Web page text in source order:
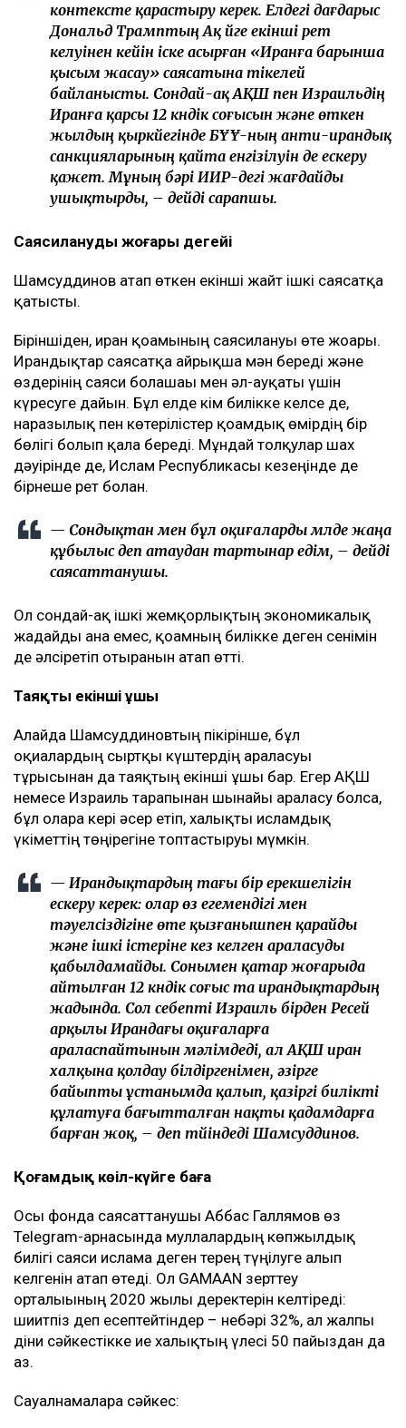
контексте қарастыру керек. Елдегі дағдарыс
Дональд Трамптың Ақ үйге екінші рет
келуінен кейін іске асырған «Иранға барынша
қысым жасау» саясатына тікелей
байланысты. Сондай-ақ АҚШ пен Израильдің
Иранға қарсы 12 күндік соғысын және өткен
жылдың қыркүйегінде БҰҰ-ның анти-ирандық
санкцияларының қайта енгізілуін де ескеру
қажет. Мұның бәрі ИИР-дегі жағдайды
ушықтырды, – дейді сарапшы.
Саясиланудың жоғары деңгейі
Шамсуддинов атап өткен екінші жайт ішкі саясатқа
қатысты.
Біріншіден, иран қоғамының саясилануы өте жоғары.
Ирандықтар саясатқа айрықша мән береді және
өздерінің саяси болашағы мен әл-ауқаты үшін
күресуге дайын. Бұл елде кім билікке келсе де,
наразылық пен көтерілістер қоғамдық өмірдің бір
бөлігі болып қала береді. Мұндай толқулар шах
дәуірінде де, Ислам Республикасы кезеңінде де
бірнеше рет болған.
— Сондықтан мен бұл оқиғаларды мүлде жаңа
құбылыс деп атаудан тартынар едім, – дейді
саясаттанушы.
Ол сондай-ақ ішкі жемқорлықтың экономикалық
жағдайды ғана емес, қоғамның билікке деген сенімін
де әлсіретіп отырғанын атап өтті.
Таяқтың екінші ұшы
Алайда Шамсуддиновтың пікірінше, бұл
оқиғалардың сыртқы күштердің араласуы
тұрғысынан да таяқтың екінші ұшы бар. Егер АҚШ
немесе Израиль тарапынан шынайы араласу болса,
бұл оларға кері әсер етіп, халықты исламдық
үкіметтің төңірегіне топтастыруы мүмкін.
— Ирандықтардың тағы бір ерекшелігін
ескеру керек: олар өз егемендігі мен
тәуелсіздігіне өте қызғанышпен қарайды
және ішкі істеріне кез келген араласуды
қабылдамайды. Сонымен қатар жоғарыда
айтылған 12 күндік соғыс та ирандықтардың
жадында. Сол себепті Израиль бірден Ресей
арқылы Ирандағы оқиғаларға
араласпайтынын мәлімдеді, ал АҚШ иран
халқына қолдау білдіргенімен, әзірге
байыпты ұстанымда қалып, қазіргі билікті
құлатуға бағытталған нақты қадамдарға
барған жоқ, – деп түйіндеді Шамсуддинов.
Қоғамдық көңіл-күйге баға
Осы фонда саясаттанушы Аббас Галлямов өз
Telegram-арнасында муллалардың көпжылдық
билігі саяси исламға деген терең түңілуге алып
келгенін атап өтеді. Ол GAMAAN зерттеу
орталығының 2020 жылғы деректерін келтіреді:
шиитпіз деп есептейтіндер – небәрі 32%, ал жалпы
діни сәйкестікке ие халықтың үлесі 50 пайыздан да
аз.
Сауалнамаларға сәйкес: